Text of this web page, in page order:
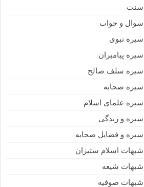
سنت
سوال و جواب
سیره نبوى
سیره پیامبران
سیره سلف صالح
سیره صحابه
سیره علمای اسلام
سیره و زندگی
سیره و فضایل صحابه
شبهات اسلام ستیزان
شبهات شیعه
شبهات صوفیه